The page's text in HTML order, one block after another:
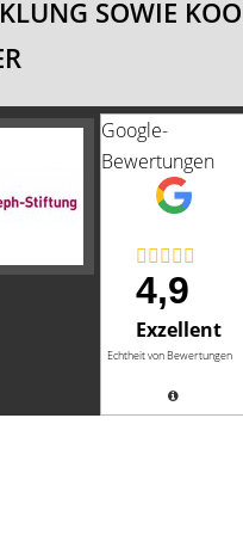
Google-
Bewertungen
4,9
Exzellent
Echtheit von Bewertungen
SOWIE